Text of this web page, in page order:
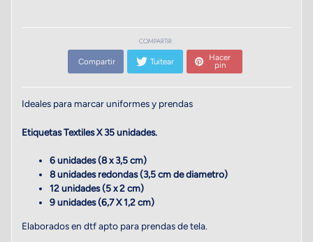
COMPARTIR:
Compartir Tuitear Hacer
pin
Ideales para marcar uniformes y prendas
Etiquetas Textiles X 35 unidades.
6 unidades (8 x 3,5 cm)
8 unidades redondas (3,5 cm de diametro)
12 unidades (5 x 2 cm)
9 unidades (6,7 X 1,2 cm)
Elaborados en dtf apto para prendas de tela.